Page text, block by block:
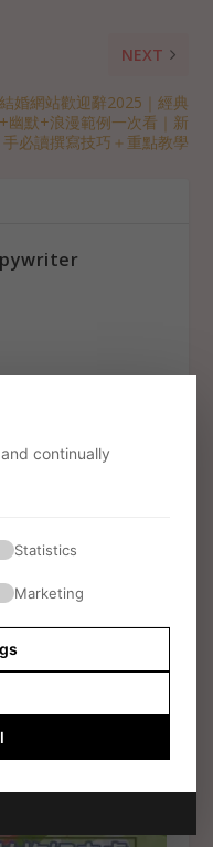
NEXT
結婚網站歡迎辭2025｜經典
+幽默+浪漫範例一次看｜新
手必讀撰寫技巧＋重點教學
品清單＋姊妹兄弟分
continually
Statistics
Marketing